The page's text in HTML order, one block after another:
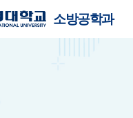
소방공학과